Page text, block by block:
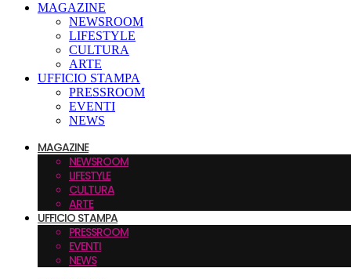
MAGAZINE
NEWSROOM
LIFESTYLE
CULTURA
ARTE
UFFICIO STAMPA
PRESSROOM
EVENTI
NEWS
MAGAZINE
NEWSROOM
LIFESTYLE
CULTURA
ARTE
UFFICIO STAMPA
PRESSROOM
EVENTI
NEWS